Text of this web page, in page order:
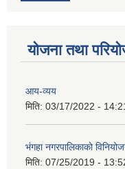
योजना तथा
आय-व्यय
मिति: 03/17/2022 -
भंगहा नगरपालिकाको
मिति: 07/25/2019 -